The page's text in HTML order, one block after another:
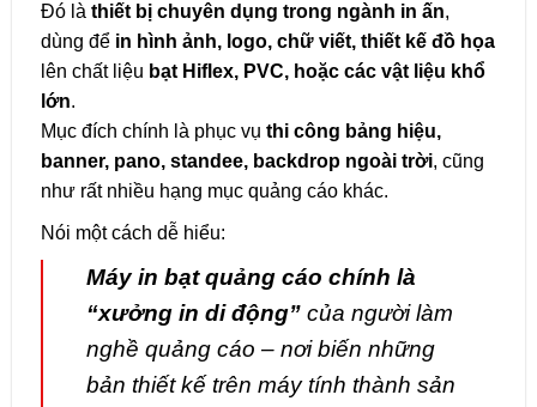
Đó là thiết bị chuyên dụng trong ngành in ấn,
dùng để in hình ảnh, logo, chữ viết, thiết kế đồ họa
lên chất liệu bạt Hiflex, PVC, hoặc các vật liệu khổ
lớn.
Mục đích chính là phục vụ thi công bảng hiệu,
banner, pano, standee, backdrop ngoài trời, cũng
như rất nhiều hạng mục quảng cáo khác.
Nói một cách dễ hiểu:
Máy in bạt quảng cáo chính là
“xưởng in di động” của người làm
nghề quảng cáo – nơi biến những
bản thiết kế trên máy tính thành sản